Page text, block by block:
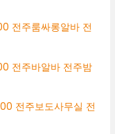
전주룸싸롱알바 전
전주바알바 전주밤
전주보도사무실 전